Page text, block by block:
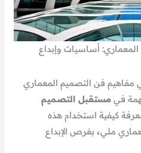
أساسيات وإبداع
مفاهيم فن التصميم المعماري
في مستقبل التصميم
كيفية استخدام هذه
مليء بفرص الإبداع